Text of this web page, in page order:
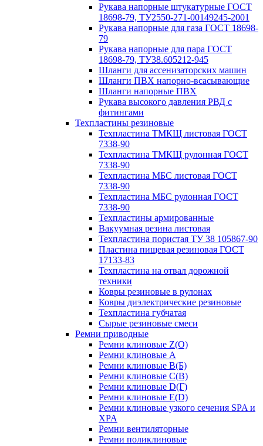
Рукава напорные штукатурные ГОСТ
18698-79, ТУ2550-271-00149245-2001
Рукава напорные для газа ГОСТ 18698-
79
Рукава напорные для пара ГОСТ
18698-79, ТУ38.605212-945
Шланги для ассенизаторских машин
Шланги ПВХ напорно-всасывающие
Шланги напорные ПВХ
Рукава высокого давления РВД с
фитингами
Техпластины резиновые
Техпластина ТМКЩ листовая ГОСТ
7338-90
Техпластина ТМКЩ рулонная ГОСТ
7338-90
Техпластина МБС листовая ГОСТ
7338-90
Техпластина МБС рулонная ГОСТ
7338-90
Техпластины армированные
Вакуумная резина листовая
Техпластина пористая ТУ 38 105867-90
Пластина пищевая резиновая ГОСТ
17133-83
Техпластина на отвал дорожной
техники
Ковры резиновые в рулонах
Ковры диэлектрические резиновые
Техпластина губчатая
Сырые резиновые смеси
Ремни приводные
Ремни клиновые Z(О)
Ремни клиновые A
Ремни клиновые B(Б)
Ремни клиновые C(В)
Ремни клиновые D(Г)
Ремни клиновые Е(D)
Ремни клиновые узкого сечения SPA и
XPA
Ремни вентиляторные
Ремни поликлиновые